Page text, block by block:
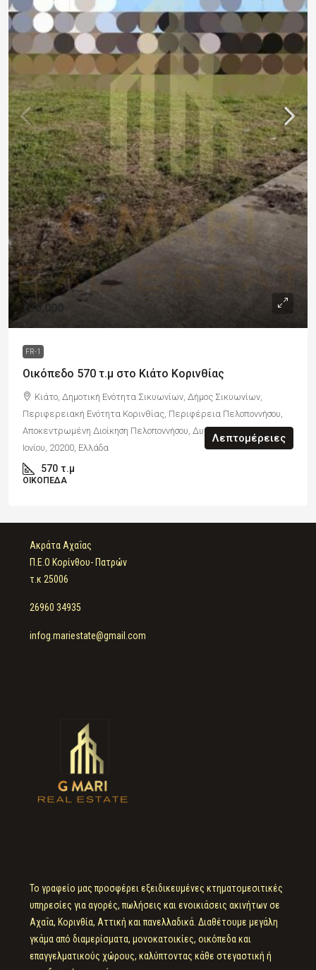
€70,000
FR-1
Οικόπεδο 570 τ.μ στο Κιάτο Κορινθίας
Κιάτο, Δημοτική Ενότητα Σικυωνίων, Δήμος Σικυωνίων,
Περιφερειακή Ενότητα Κορινθίας, Περιφέρεια Πελοποννήσου,
Αποκεντρωμένη Διοίκηση Πελοποννήσου, Δυτικής Ελλάδας και
Ιονίου, 20200, Ελλάδα
570 τ.μ
ΟΙΚΌΠΕΔΑ
Λεπτομέρειες
Ακράτα Αχαΐας
Π.Ε.Ο Κορίνθου- Πατρών
τ.κ 25006
26960 34935
infog.mariestate@gmail.com
Το γραφείο μας προσφέρει εξειδικευμένες κτηματομεσιτικές
υπηρεσίες για αγορές, πωλήσεις και ενοικιάσεις ακινήτων σε
Αχαΐα, Κορινθία, Αττική και πανελλαδικά. Διαθέτουμε μεγάλη
γκάμα από διαμερίσματα, μονοκατοικίες, οικόπεδα και
επαγγελματικούς χώρους, καλύπτοντας κάθε στεγαστική ή